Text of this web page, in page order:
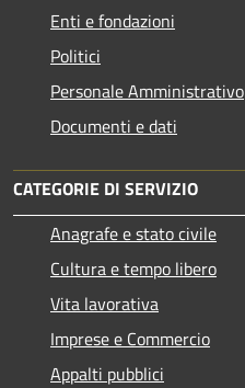
Enti e fondazioni
Politici
Personale Amministrativo
Documenti e dati
CATEGORIE DI SERVIZIO
Anagrafe e stato civile
Cultura e tempo libero
Vita lavorativa
Imprese e Commercio
Appalti pubblici